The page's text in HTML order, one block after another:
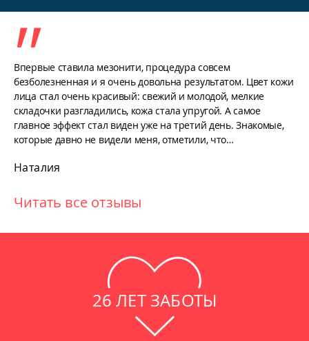
Проведение УЗИ предстательной
железы
Как правило, ультразвуковое исследование предстательной
железы производится трансректальным методом (ТРУЗИ),
иначе говоря, через прямую кишку пациента. Этот способ
дает возможность эффективно исследовать структуру
предстательной железы.
минимален, так как специальный датчик УЗИ для данного
см), эргономичный. Для проведения УЗИ больной должен
лечь на левый бок.
передней стенки. Однако трансректальное исследование
дает более наглядную картину. Время обследования -15-20
Показания к УЗИ предстательной
Впервые ставила мезонити, процедура совсем
безболезненная и я очень довольна результатом. Цвет кожи
лица стал очень красивый: свежий и молодой, мелкие
складочки разгладились, кожа стала упругой. А самое
главное эффект стал виден уже на третий день. Знакомые,
которые давно не видели меня, отметили, что…
Наталия
Читать все отзывы
26 ЛЕТ ЗАБОТЫ